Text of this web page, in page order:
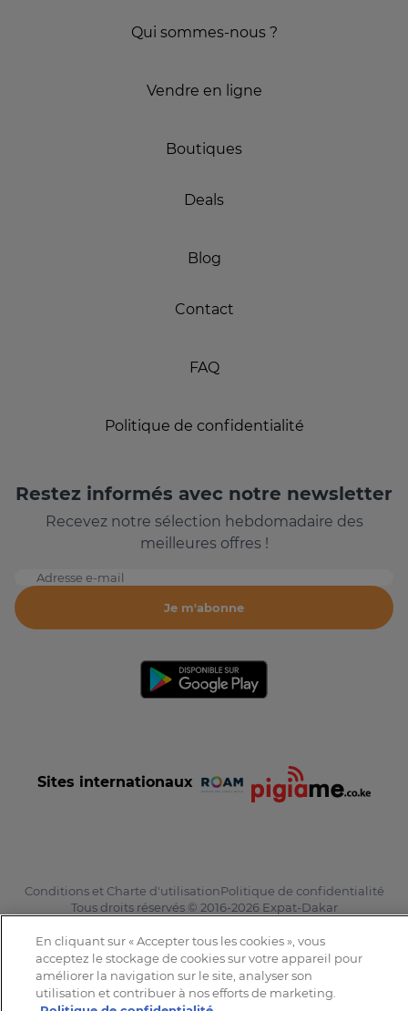
Qui sommes-nous ?
Vendre en ligne
Boutiques
Deals
Blog
Contact
FAQ
Politique de confidentialité
Restez informés avec notre newsletter
Recevez notre sélection hebdomadaire des
meilleures offres !
Adresse e-mail
Je m'abonne
Sites internationaux
Conditions et Charte d'utilisationPolitique de confidentialité
Tous droits réservés © 2016-2026 Expat-Dakar
En cliquant sur « Accepter tous les cookies », vous
acceptez le stockage de cookies sur votre appareil pour
améliorer la navigation sur le site, analyser son
utilisation et contribuer à nos efforts de marketing.